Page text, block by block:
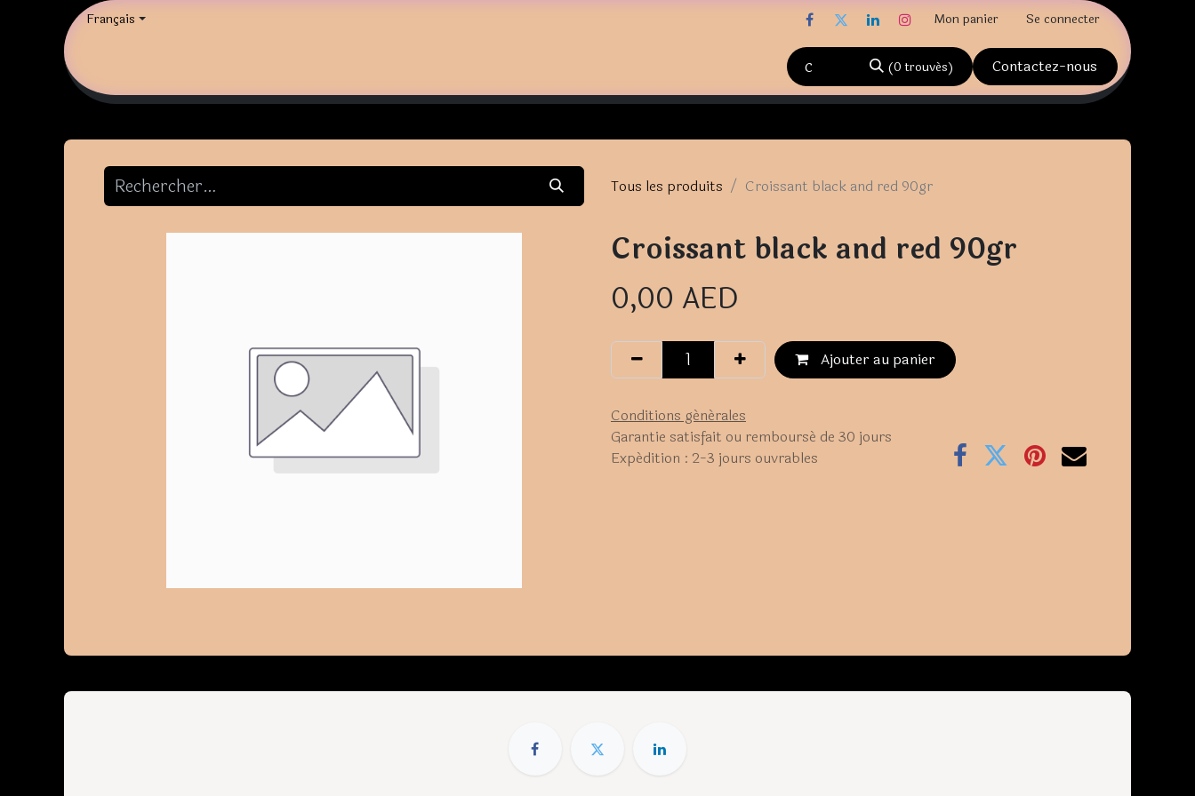
Français Mon panier Se connecter
(0 trouvés) Contactez-nous
Tous les produits Croissant black and red 90gr
Croissant black and red 90gr
0,00 AED
Ajouter au panier
Conditions générales
Garantie satisfait ou remboursé de 30 jours
Expédition : 2-3 jours ouvrables